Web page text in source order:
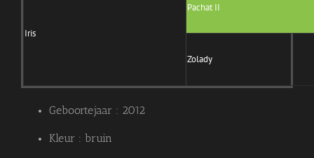
Iris
Pachat II
Zolady
Geboortejaar : 2012
Kleur : bruin